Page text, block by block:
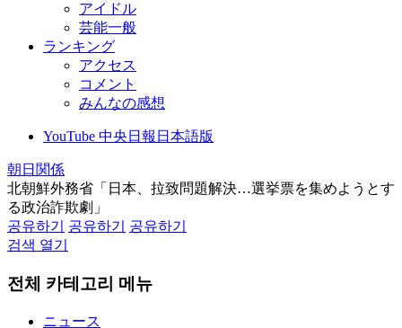
アイドル
芸能一般
ランキング
アクセス
コメント
みんなの感想
YouTube 中央日報日本語版
朝日関係
北朝鮮外務省「日本、拉致問題解決…選挙票を集めようとす
る政治詐欺劇」
공유하기
공유하기
공유하기
검색 열기
전체 카테고리 메뉴
ニュース